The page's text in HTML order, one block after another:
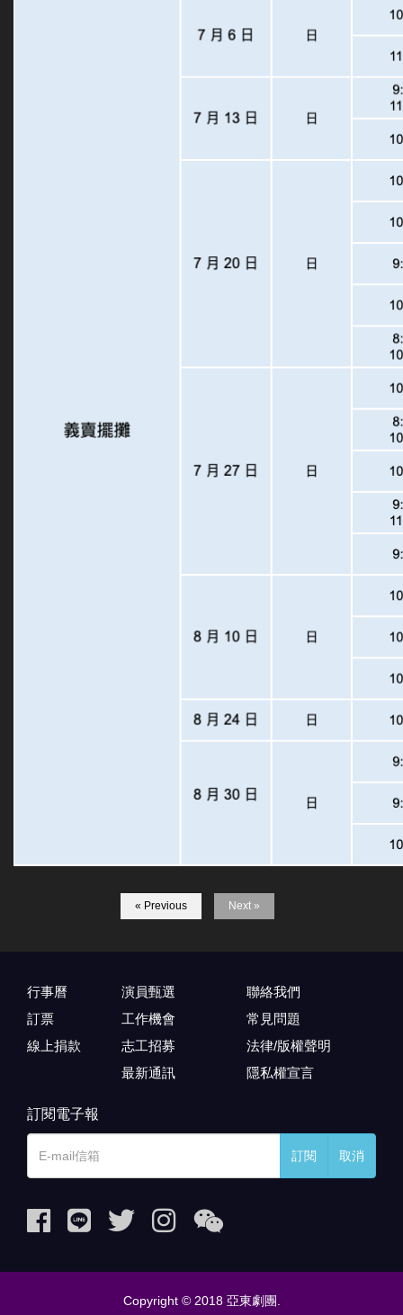
« Previous Next »
行事曆
訂票
線上捐款
演員甄選
工作機會
志工招募
最新通訊
聯絡我們
常見問題
法律/版權聲明
隱私權宣言
訂閱電子報
訂閱 取消
Copyright © 2018 亞東劇團.